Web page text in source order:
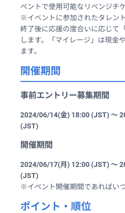
ベントで使用可能なリベンジチ
※イベントに参加されたタレン
終了後に応援の度合いに応じて
します。「マイレージ」は現金
ます。
開催期間
事前エントリー募集期間
2024/06/14(金) 18:00 (JST) ～
(JST)
開催期間
2024/06/17(月) 12:00 (JST) ～
(JST)
※イベント開催期間であればい
ポイント・順位